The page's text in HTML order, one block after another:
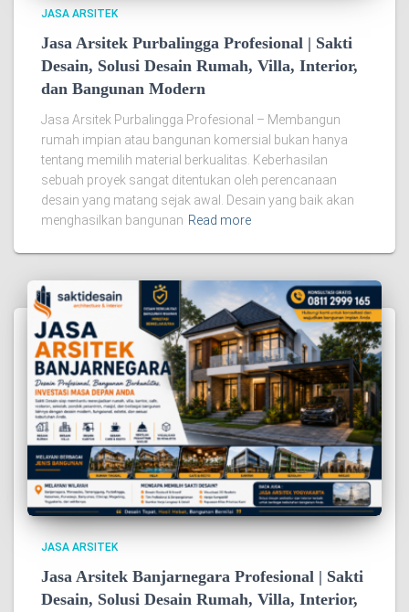
JASA ARSITEK
Jasa Arsitek Purbalingga Profesional | Sakti
Desain, Solusi Desain Rumah, Villa, Interior,
dan Bangunan Modern
Jasa Arsitek Purbalingga Profesional – Membangun
rumah impian atau bangunan komersial bukan hanya
tentang memilih material berkualitas. Keberhasilan
sebuah proyek sangat ditentukan oleh perencanaan
desain yang matang sejak awal. Desain yang baik akan
menghasilkan bangunan Read more
JASA ARSITEK
Jasa Arsitek Banjarnegara Profesional | Sakti
Desain, Solusi Desain Rumah, Villa, Interior,